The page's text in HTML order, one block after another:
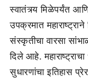
स्वातंत्र्य मिळेपर्यंत
उपक्रमात
संस्कृतीचा वारसा
दिले आहे.
सुधारणांचा इतिहास